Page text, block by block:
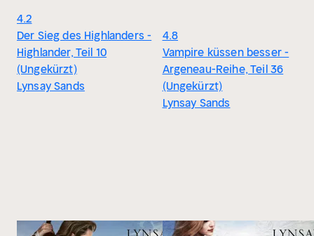
4.2
Der Sieg des Highlanders -
Highlander, Teil 10
(Ungekürzt)
Lynsay Sands
4.8
Vampire küssen besser -
Argeneau-Reihe, Teil 36
(Ungekürzt)
Lynsay Sands